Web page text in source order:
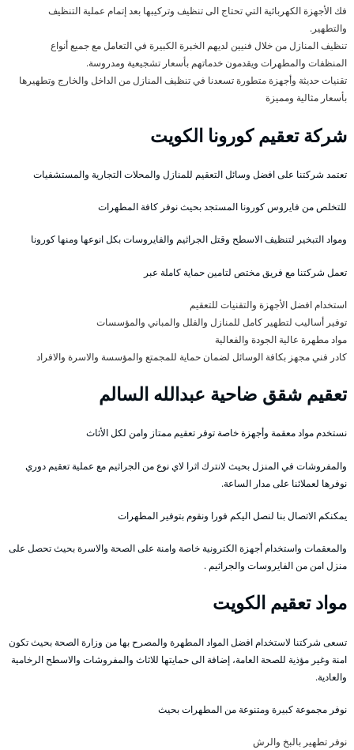
فك الأجهزة الكهربائية التي تحتاج الى تنظيف وتركيبها بعد إتمام عملية التنظيف
والتطهير.
تنظيف المنازل من خلال فنيين لديهم الخبرة الكبيرة في التعامل مع جميع أنواع
المنظفات والمطهرات ويقدمون خدماتهم بأسعار تشجيعية ومدروسة.
تقنيات حديثة وأجهزة متطورة تسعدنا في تنظيف المنازل من الداخل والخارج وتطهيرها
بأسعار مثالية ومميزة
شركة تعقيم كورونا الكويت
تعتمد شركتنا على افضل وسائل التعقيم للمنازل والمحلات التجارية والمستشفيات
للتخلص من فايروس كورونا المستجد بحيث نوفر كافة المطهرات
ومواد التبخير لتنظيف الاسطح وقتل الجراثيم والفايروسات بكل انوعها ومنها كورونا
تعمل شركتنا مع فريق مختص لتامين حماية كاملة عبر
استخدام افضل الأجهزة والتقنيات للتعقيم
توفير أساليب لتطهير كامل للمنازل والفلل والمباني والمؤسسات
مواد مطهرة عالية الجودة والفعالية
كادر فني مجهز بكافة الوسائل لضمان حماية للمجمتع والمؤسسة والاسرة والافراد
تعقيم شقق ضاحية عبدالله السالم
نستخدم مواد معقمة وأجهزة خاصة توفر تعقيم ممتاز وامن لكل الأثاث
والمفروشات في المنزل بحيث لانترك اثرا لاي نوع من الجراثيم مع عملية تعقيم دوري
نوفرها لعملائنا على مدار الساعة.
يمكنكم الاتصال بنا لنصل اليكم فورا ونقوم بتوفير المطهرات
والمعقمات واستخدام أجهزة الكترونية خاصة وامنة على الصحة والاسرة بحيث تحصل على
منزل امن من الفايروسات والجراثيم .
مواد تعقيم الكويت
تسعى شركتنا لاستخدام افضل المواد المطهرة والمصرح بها من وزارة الصحة بحيث تكون
امنة وغير مؤذية للصحة العامة، إضافة الى حمايتها للاثاث والمفروشات والاسطح الرخامية
والعادية.
نوفر مجموعة كبيرة ومتنوعة من المطهرات بحيث
نوفر تطهير بالبخ والرش